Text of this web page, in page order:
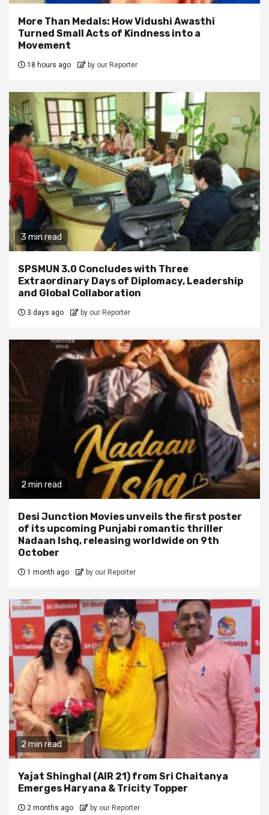
More Than Medals: How Vidushi Awasthi
Turned Small Acts of Kindness into a
Movement
18 hours ago by our Reporter
3 min read
SPSMUN 3.0 Concludes with Three
Extraordinary Days of Diplomacy, Leadership
and Global Collaboration
3 days ago by our Reporter
2 min read
Desi Junction Movies unveils the first poster
of its upcoming Punjabi romantic thriller
Nadaan Ishq, releasing worldwide on 9th
October
1 month ago by our Reporter
2 min read
Yajat Shinghal (AIR 21) from Sri Chaitanya
Emerges Haryana & Tricity Topper
2 months ago by our Reporter